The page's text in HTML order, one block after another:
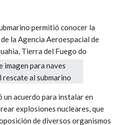
permitió conocer la
la Agencia Aeroespacial de
Tierra del Fuego do
un acuerdo para instalar en
explosiones nucleares, que
de diversos organismos